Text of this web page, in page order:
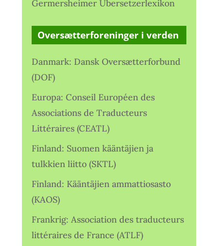
Germersheimer Übersetzerlexikon
Oversætterforeninger i verden
Danmark: Dansk Oversætterforbund
(DOF)
Europa: Conseil Européen des
Associations de Traducteurs
Littéraires (CEATL)
Finland: Suomen kääntäjien ja
tulkkien liitto (SKTL)
Finland: Kääntäjien ammattiosasto
(KAOS)
Frankrig: Association des traducteurs
littéraires de France (ATLF)